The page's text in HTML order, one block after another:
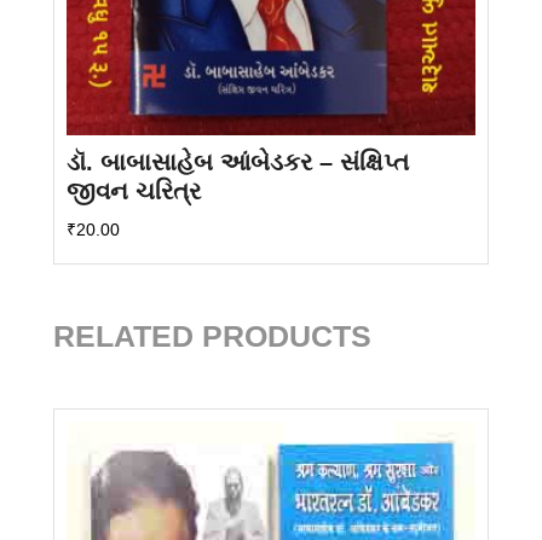
ડૉ. બાબાસાહેબ આંબેડકર – સંક્ષિપ્ત
જીવન ચરિત્ર
₹20.00
RELATED PRODUCTS